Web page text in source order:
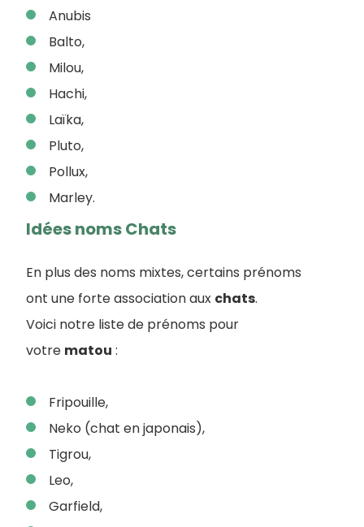
Anubis
Balto,
Milou,
Hachi,
Laïka,
Pluto,
Pollux,
Marley.
Idées noms Chats
En plus des noms mixtes, certains prénoms
ont une forte association aux chats.
Voici notre liste de prénoms pour
votre matou :
Fripouille,
Neko (chat en japonais),
Tigrou,
Leo,
Garfield,